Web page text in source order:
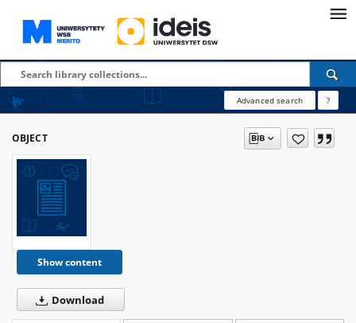
Advanced search ?
OBJECT
Show content
Download